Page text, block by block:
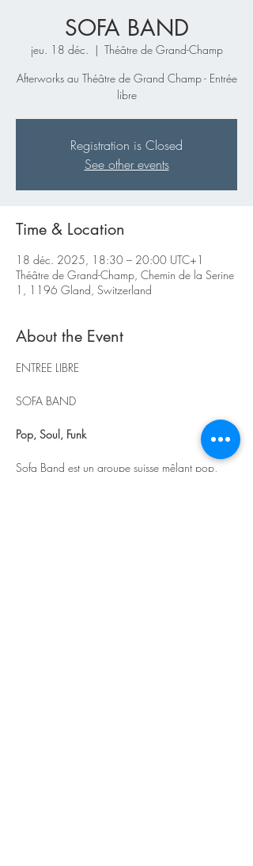
SOFA BAND
jeu. 18 déc.
  |
Théâtre de Grand-Champ
Afterworks au Théâtre de Grand Champ - Entrée
libre
Registration is Closed
See other events
Time & Location
18 déc. 2025, 18:30 – 20:00 UTC+1
Théâtre de Grand-Champ, Chemin de la Serine
1, 1196 Gland, Switzerland
About the Event
ENTREE LIBRE
SOFA BAND
Pop, Soul, Funk
Sofa Band est un groupe suisse mêlant pop,